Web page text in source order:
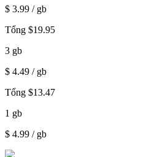
$ 3.99 / gb
Tổng $19.95
3 gb
$ 4.49 / gb
Tổng $13.47
1 gb
$ 4.99 / gb